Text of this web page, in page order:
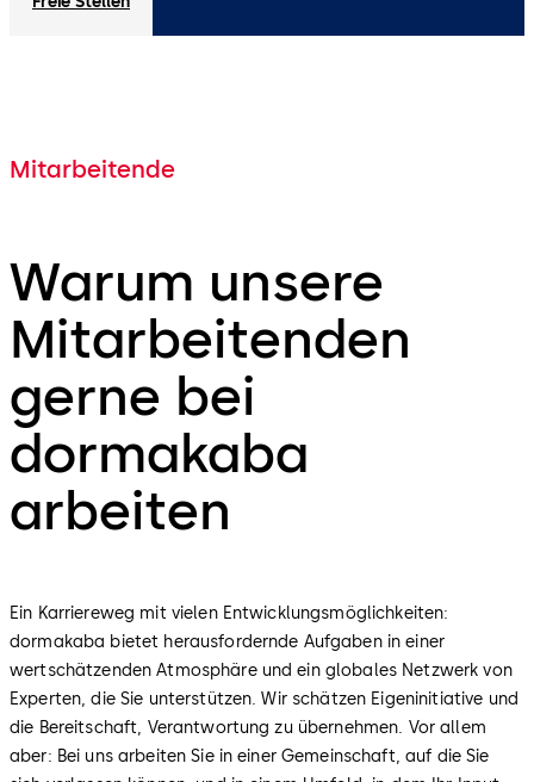
Mitarbeitende
Warum unsere
Mitarbeitenden
gerne bei
dormakaba
arbeiten
Ein Karriereweg mit vielen Entwicklungsmöglichkeiten:
dormakaba bietet herausfordernde Aufgaben in einer
wertschätzenden Atmosphäre und ein globales Netzwerk von
Experten, die Sie unterstützen. Wir schätzen Eigeninitiative und
die Bereitschaft, Verantwortung zu übernehmen. Vor allem
aber: Bei uns arbeiten Sie in einer Gemeinschaft, auf die Sie